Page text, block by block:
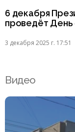
6 декабря
проведёт
3 декабря 2025 г. 17:51
Видео